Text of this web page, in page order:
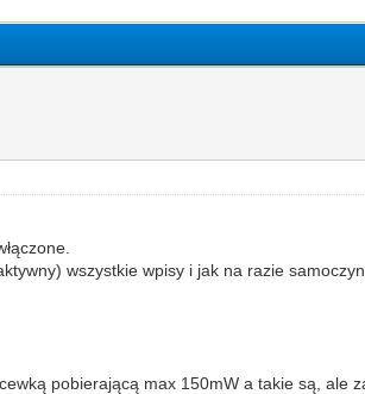
wszystkie wpisy i jak na razie
pobierającą max 150mW a takie są, ale